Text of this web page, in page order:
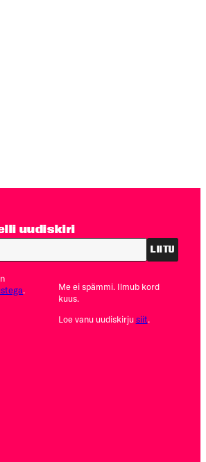
uudiskiri
LIITU
.
Me ei spämmi. Ilmub kord
kuus.
Loe vanu uudiskirjusiit.